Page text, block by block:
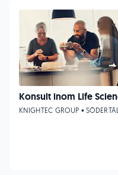
Konsult inom Life
KNIGHTEC GROUP •